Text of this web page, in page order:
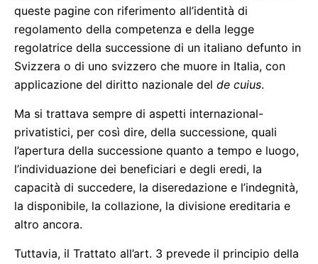
queste pagine con riferimento all’identità di
regolamento della competenza e della legge
regolatrice della successione di un italiano defunto in
Svizzera o di uno svizzero che muore in Italia, con
applicazione del diritto nazionale del de cuius.
Ma si trattava sempre di aspetti internazional-
privatistici, per così dire, della successione, quali
l’apertura della successione quanto a tempo e luogo,
l’individuazione dei beneficiari e degli eredi, la
capacità di succedere, la diseredazione e l’indegnità,
la disponibile, la collazione, la divisione ereditaria e
altro ancora.
Tuttavia, il Trattato all’art. 3 prevede il principio della